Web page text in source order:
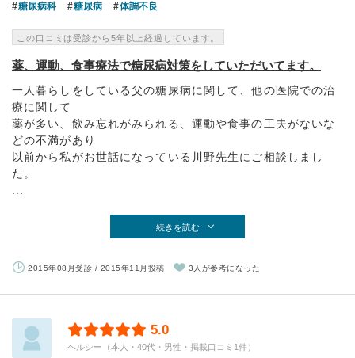
糖尿病科 糖尿病 体調不良
この口コミは受診から5年以上経過しています。
薬、運動、食事療法で糖尿病対策をしていただいてます。
一人暮らしをしている父の糖尿病に関して、他の医院での治
療に関して
薬が多い、飲み忘れがみられる、運動や食事の工夫がないな
どの不満があり
以前から私がお世話になっている川野先生にご相談しまし
た。
続きを読む
2015年08月受診 / 2015年11月投稿 3人が参考になった
5.0
ヘルシー（本人・40代・男性・掲載口コミ1件）